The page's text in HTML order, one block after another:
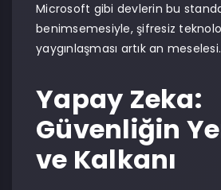
Microsoft gibi devlerin bu
benimsemesiyle, şifresiz
yaygınlaşması artık an meselesi.
Yapay Zeka:
Güvenliğin
ve Kalkanı